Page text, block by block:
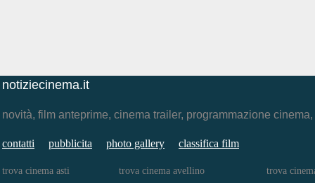
notiziecinema.it
novità, film anteprime, cinema trailer, programmazione
contatti pubblicita photo gallery classifica film
trova cinema asti trova cinema avellino trova